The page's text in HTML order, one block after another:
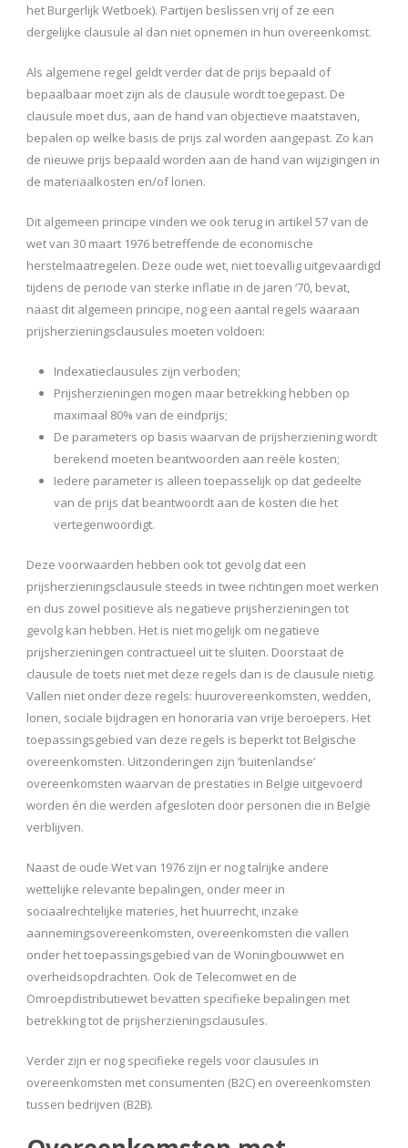
het Burgerlijk Wetboek). Partijen beslissen vrij of ze een
dergelijke clausule al dan niet opnemen in hun overeenkomst.
Als algemene regel geldt verder dat de prijs bepaald of
bepaalbaar moet zijn als de clausule wordt toegepast. De
clausule moet dus, aan de hand van objectieve maatstaven,
bepalen op welke basis de prijs zal worden aangepast. Zo kan
de nieuwe prijs bepaald worden aan de hand van wijzigingen in
de materiaalkosten en/of lonen.
Dit algemeen principe vinden we ook terug in artikel 57 van de
wet van 30 maart 1976 betreffende de economische
herstelmaatregelen. Deze oude wet, niet toevallig uitgevaardigd
tijdens de periode van sterke inflatie in de jaren ‘70, bevat,
naast dit algemeen principe, nog een aantal regels waaraan
prijsherzieningsclausules moeten voldoen:
Indexatieclausules zijn verboden;
Prijsherzieningen mogen maar betrekking hebben op
maximaal 80% van de eindprijs;
De parameters op basis waarvan de prijsherziening wordt
berekend moeten beantwoorden aan reële kosten;
Iedere parameter is alleen toepasselijk op dat gedeelte
van de prijs dat beantwoordt aan de kosten die het
vertegenwoordigt.
Deze voorwaarden hebben ook tot gevolg dat een
prijsherzieningsclausule steeds in twee richtingen moet werken
en dus zowel positieve als negatieve prijsherzieningen tot
gevolg kan hebben. Het is niet mogelijk om negatieve
prijsherzieningen contractueel uit te sluiten. Doorstaat de
clausule de toets niet met deze regels dan is de clausule nietig.
Vallen niet onder deze regels: huurovereenkomsten, wedden,
lonen, sociale bijdragen en honoraria van vrije beroepers. Het
toepassingsgebied van deze regels is beperkt tot Belgische
overeenkomsten. Uitzonderingen zijn ‘buitenlandse’
overeenkomsten waarvan de prestaties in België uitgevoerd
worden én die werden afgesloten door personen die in België
verblijven.
Naast de oude Wet van 1976 zijn er nog talrijke andere
wettelijke relevante bepalingen, onder meer in
sociaalrechtelijke materies, het huurrecht, inzake
aannemingsovereenkomsten, overeenkomsten die vallen
onder het toepassingsgebied van de Woningbouwwet en
overheidsopdrachten. Ook de Telecomwet en de
Omroepdistributiewet bevatten specifieke bepalingen met
betrekking tot de prijsherzieningsclausules.
Verder zijn er nog specifieke regels voor clausules in
overeenkomsten met consumenten (B2C) en overeenkomsten
tussen bedrijven (B2B).